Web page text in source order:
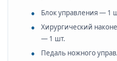
Блок управления — 1
Хирургический
— 1 шт.
Педаль ножного